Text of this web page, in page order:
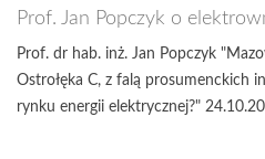
Prof. Jan Popczyk o
Prof. dr hab. inż. Jan Popczyk
Ostrołęka C, z falą prosumenckich
rynku energii elektrycznej?"